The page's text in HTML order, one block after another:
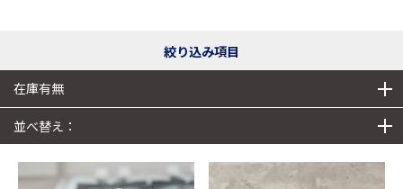
絞り込み項目
在庫有無
並べ替え：